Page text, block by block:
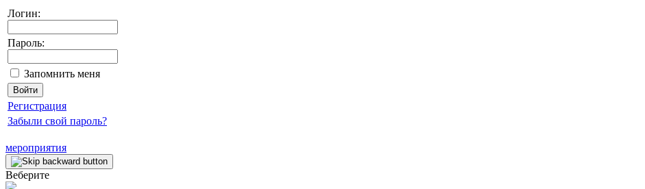
Логин:
Пароль:
Запомнить меня
Регистрация
Забыли свой пароль?
мероприятия
Веберите